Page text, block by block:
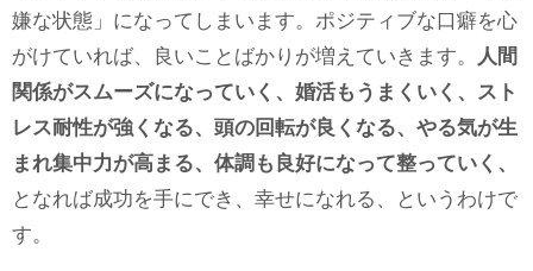
嫌な状態」になってしまいます。ポジティブな口癖を心
がけていれば、良いことばかりが増えていきます。
人間
関係がスムーズになっていく、婚活もうまくいく、スト
レス耐性が強くなる、頭の回転が良くなる、やる気が生
まれ集中力が高まる、体調も良好になって整っていく、
となれば成功を手にでき、幸せになれる、というわけで
す。